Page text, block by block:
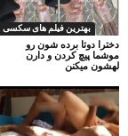
بهترین فیلم های سکسی
دخترا دوتا برده شون رو
موشما پیچ کردن و دارن
لهشون میکنن